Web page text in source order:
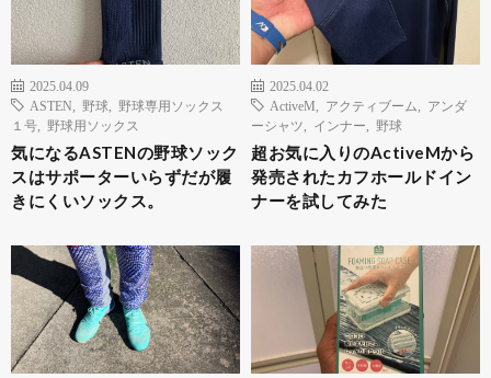
2025.04.09
ASTEN
野球
野球専用ソックス
１号
野球用ソックス
気になるASTENの野球ソック
スはサポーターいらずだが履
きにくいソックス。
2025.04.02
ActiveM
アクティブーム
アンダ
ーシャツ
インナー 野球
超お気に入りのActiveMから
発売されたカフホールドイン
ナーを試してみた